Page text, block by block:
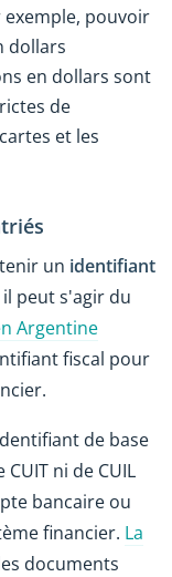
pouvoir
dollars
en dollars sont
de
et les
un identifiant
peut s'agir du
Argentine
fiscal pour
de base
ni de CUIL
bancaire ou
financier. La
documents